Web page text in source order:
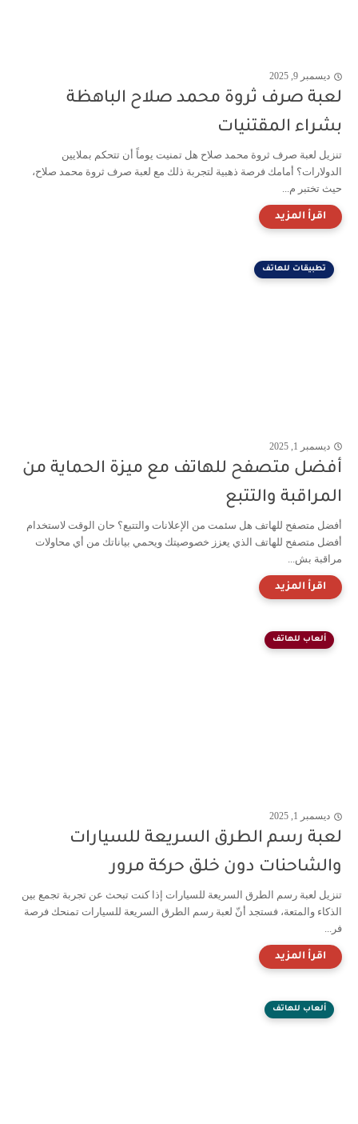
ديسمبر 9, 2025
لعبة صرف ثروة محمد صلاح الباهظة
بشراء المقتنيات
تنزيل لعبة صرف ثروة محمد صلاح هل تمنيت يوماً أن تتحكم بملايين
الدولارات؟ أمامك فرصة ذهبية لتجربة ذلك مع لعبة صرف ثروة محمد صلاح،
حيث تختبر م...
تطبيقات للهاتف
ديسمبر 1, 2025
أفضل متصفح للهاتف مع ميزة الحماية من
المراقبة والتتبع
أفضل متصفح للهاتف هل سئمت من الإعلانات والتتبع؟ حان الوقت لاستخدام
أفضل متصفح للهاتف الذي يعزز خصوصيتك ويحمي بياناتك من أي محاولات
مراقبة بش...
ألعاب للهاتف
ديسمبر 1, 2025
لعبة رسم الطرق السريعة للسيارات
والشاحنات دون خلق حركة مرور
تنزيل لعبة رسم الطرق السريعة للسيارات إذا كنت تبحث عن تجربة تجمع بين
الذكاء والمتعة، فستجد أنّ لعبة رسم الطرق السريعة للسيارات تمنحك فرصة
فر...
ألعاب للهاتف